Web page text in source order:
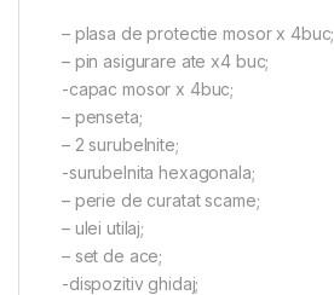
– plasa de protectie mosor x 4buc;
– pin asigurare ate x4 buc;
-capac mosor x 4buc;
– penseta;
– 2 surubelnite;
-surubelnita hexagonala;
– perie de curatat scame;
– ulei utilaj;
– set de ace;
-dispozitiv ghidaj;